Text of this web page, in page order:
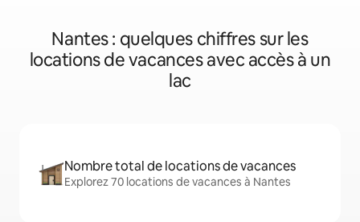
Nantes : quelques chiffres sur les
locations de vacances avec accès à un
lac
Nombre total de locations de vacances
Explorez 70 locations de vacances à Nantes